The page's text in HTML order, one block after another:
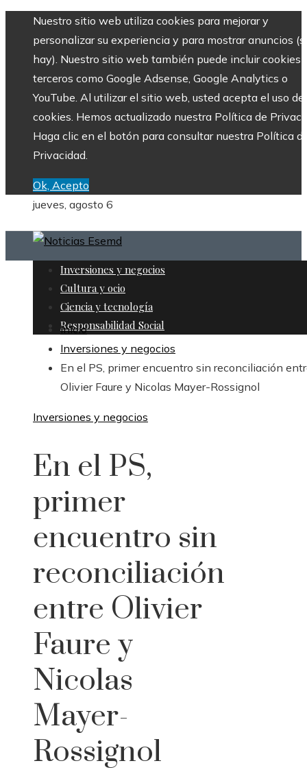
Nuestro sitio web utiliza cookies para mejorar y
personalizar su experiencia y para mostrar anuncios
hay). Nuestro sitio web también puede incluir cookies
terceros como Google Adsense, Google Analytics o
YouTube. Al utilizar el sitio web, usted acepta el uso de
cookies. Hemos actualizado nuestra Política de
Haga clic en el botón para consultar nuestra Política
Privacidad.
Ok, Acepto
jueves, agosto 6
Inversiones y negocios
Cultura y ocio
Ciencia y tecnología
Responsabilidad Social
Inicio
Inversiones y negocios
En el PS, primer encuentro sin reconciliación
Olivier Faure y Nicolas Mayer-Rossignol
Inversiones y negocios
En el PS,
primer
encuentro sin
reconciliación
entre Olivier
Faure y
Nicolas
Mayer-
Rossignol